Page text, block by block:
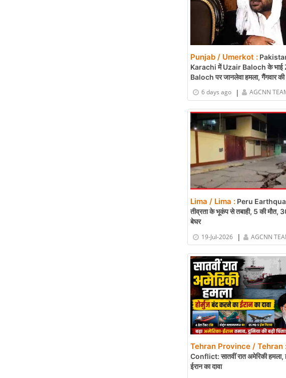
Punjab / Umerkot :
Karachi में Uzair Baloch के
Baloch पर जानलेवा हमला, गैंगवार
6 days ago
| AGCNN
Lima / Lima : Peru
तीव्रता के भूकंप से तबाही, 5 की मौत,
बेघर
19-Jul-2026
| AGCNN
Tehran Province / Tehran
Conflict: सातवीं रात अमेरिकी हमला,
ईरान का दावा